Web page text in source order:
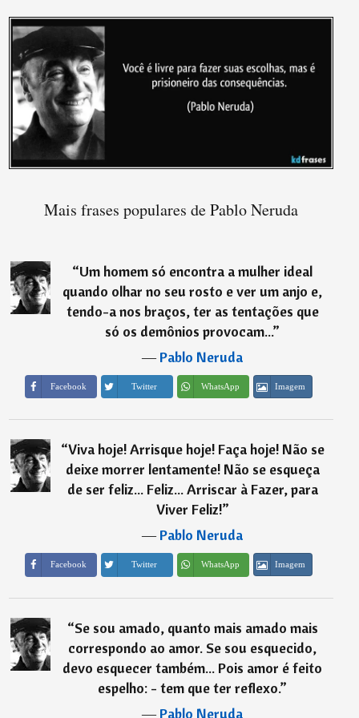
Mais frases populares de Pablo Neruda
“Um homem só encontra a mulher ideal
quando olhar no seu rosto e ver um anjo e,
tendo-a nos braços, ter as tentações que
só os demônios provocam...”
―Pablo Neruda
Facebook Twitter WhatsApp Imagem
“Viva hoje! Arrisque hoje! Faça hoje! Não se
deixe morrer lentamente! Não se esqueça
de ser feliz... Feliz... Arriscar à Fazer, para
Viver Feliz!”
―Pablo Neruda
Facebook Twitter WhatsApp Imagem
“Se sou amado, quanto mais amado mais
correspondo ao amor. Se sou esquecido,
devo esquecer também... Pois amor é feito
espelho: - tem que ter reflexo.”
―Pablo Neruda